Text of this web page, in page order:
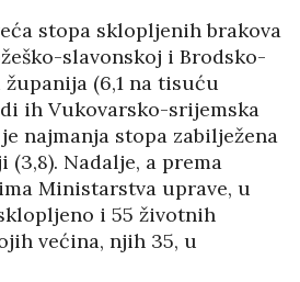
stopa sklopljenih brakova
slavonskoj i Brodsko-
(6,1 na tisuću
ih Vukovarsko-srijemska
najmanja stopa zabilježena
Nadalje, a prema
Ministarstva uprave, u
i 55 životnih
većina, njih 35, u